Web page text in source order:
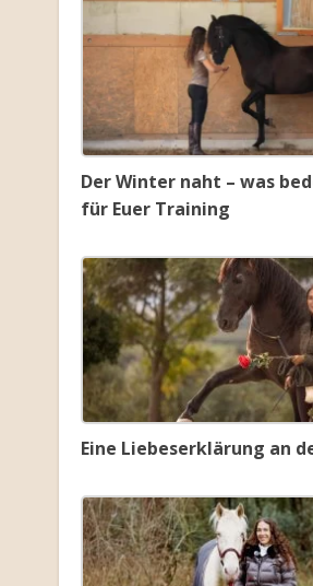
Der Winter naht – was
für Euer Training
Eine Liebeserklärung an